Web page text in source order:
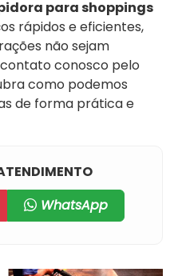
para shoppings
rápidos e eficientes,
não sejam
conosco pelo
como podemos
de forma prática e
WhatsApp